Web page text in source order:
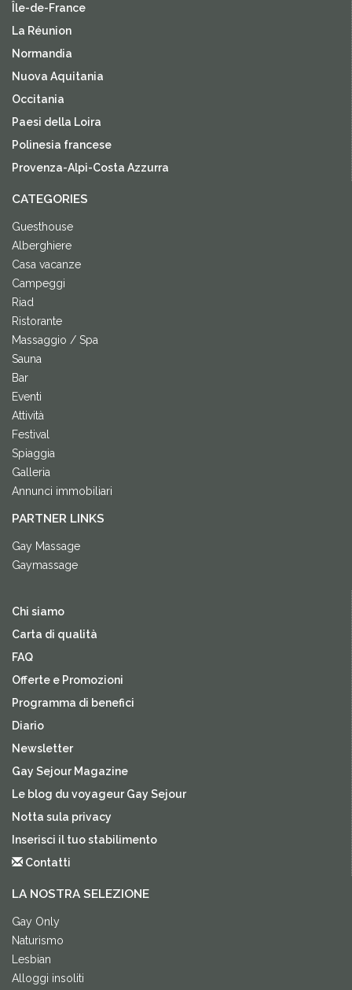
Île-de-France
La Réunion
Normandia
Nuova Aquitania
Occitania
Paesi della Loira
Polinesia francese
Provenza-Alpi-Costa Azzurra
CATEGORIES
Guesthouse
Alberghiere
Casa vacanze
Campeggi
Riad
Ristorante
Massaggio / Spa
Sauna
Bar
Eventi
Attività
Festival
Spiaggia
Galleria
Annunci immobiliari
PARTNER LINKS
Gay Massage
Gaymassage
Chi siamo
Carta di qualità
FAQ
Offerte e Promozioni
Programma di benefici
Diario
Newsletter
Gay Sejour Magazine
Le blog du voyageur Gay Sejour
Notta sula privacy
Inserisci il tuo stabilimento
Contatti
LA NOSTRA SELEZIONE
Gay Only
Naturismo
Lesbian
Alloggi insoliti